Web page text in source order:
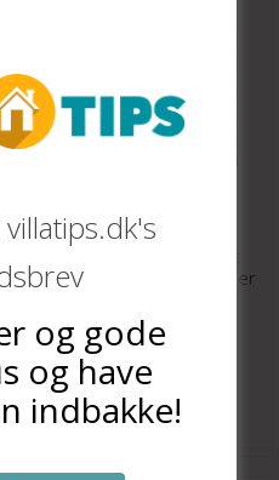
til små og store forberedelser
og gode
og have
indbakke!